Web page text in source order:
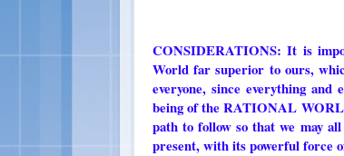
CONSIDERATIONS: It is
World far superior to ours,
everyone, since everything
being of the RATIONAL
path to follow so that we may
present, with its powerful force